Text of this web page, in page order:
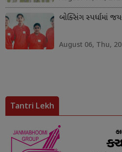
બોક્સિંગ સ્પર્ધામાં
August 06, Thu,
Tantri Lekh